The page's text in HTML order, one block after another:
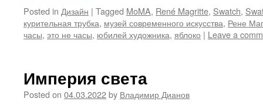
Posted in Дизайн | Tagged MoMA, René Magritte, Swatch,
курительная трубка, музей современного искусства, Рене
часы, это не часы, юбилей художника, яблоко | Leave a
Империя света
Posted on 04.03.2022by Владимир Дианов